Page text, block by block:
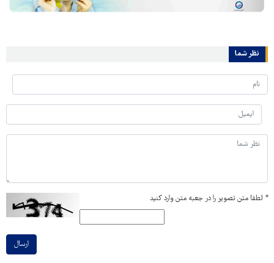
نظر شما
* لطفا متن تصویر را در جعبه متن وارد کنید
ارسال